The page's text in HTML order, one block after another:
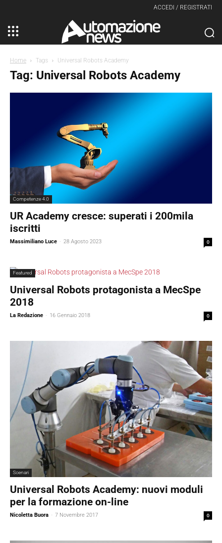
ACCEDI / REGISTRATI
Home Tags Universal Robots Academy
Tag: Universal Robots Academy
Competenze 4.0
UR Academy cresce: superati i 200mila
iscritti
Massimiliano Luce - 28 Agosto 2023 0
Featured
Universal Robots protagonista a MecSpe
2018
La Redazione - 16 Gennaio 2018 0
Scenari
Universal Robots Academy: nuovi moduli
per la formazione on-line
Nicoletta Buora - 7 Novembre 2017 0